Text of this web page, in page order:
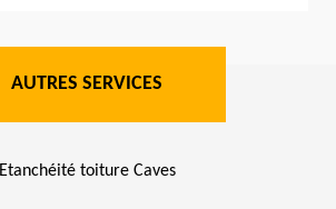
AUTRES SERVICES
Etanchéité toiture Caves